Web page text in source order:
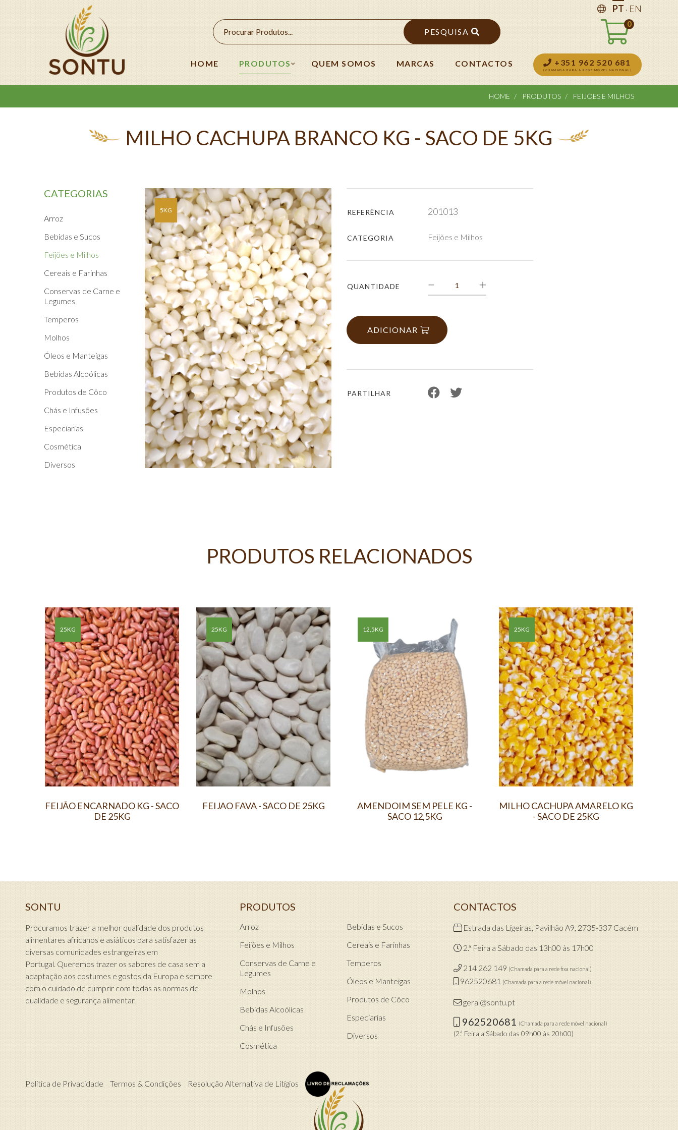
PT . EN
PESQUISA
0
HOME PRODUTOS QUEM SOMOS MARCAS CONTACTOS +351 962 520 681
(CHAMADA PARA A REDE MÓVEL NACIONAL)
HOME PRODUTOS FEIJÕES E MILHOS
MILHO CACHUPA BRANCO KG - SACO DE 5KG
CATEGORIAS
Arroz
Bebidas e Sucos
Feijões e Milhos
Cereais e Farinhas
Conservas de Carne e
Legumes
Temperos
Molhos
Óleos e Manteigas
Bebidas Alcoólicas
Produtos de Côco
Chás e Infusões
Especiarias
Cosmética
Diversos
5KG REFERÊNCIA 201013
CATEGORIA Feijões e Milhos
QUANTIDADE
ADICIONAR
PARTILHAR
PRODUTOS RELACIONADOS
25KG
FEIJÃO ENCARNADO KG - SACO
DE 25KG
25KG
FEIJAO FAVA - SACO DE 25KG
12,5KG
AMENDOIM SEM PELE KG -
SACO 12,5KG
25KG
MILHO CACHUPA AMARELO KG
- SACO DE 25KG
SONTU
Procuramos trazer a melhor qualidade dos produtos
alimentares africanos e asiáticos para satisfazer as
diversas comunidades estrangeiras em
Portugal. Queremos trazer os sabores de casa sem a
adaptação aos costumes e gostos da Europa e sempre
com o cuidado de cumprir com todas as normas de
qualidade e segurança alimentar.
PRODUTOS
Arroz
Feijões e Milhos
Conservas de Carne e
Legumes
Molhos
Bebidas Alcoólicas
Chás e Infusões
Cosmética
Bebidas e Sucos
Cereais e Farinhas
Temperos
Óleos e Manteigas
Produtos de Côco
Especiarias
Diversos
CONTACTOS
Estrada das Ligeiras, Pavilhão A9, 2735-337 Cacém
2.ª Feira a Sábado das 13h00 às 17h00
214 262 149 (Chamada para a rede fixa nacional)
962520681 (Chamada para a rede móvel nacional)
geral@sontu.pt
962520681 (Chamada para a rede móvel nacional)
(2.ª Feira a Sábado das 09h00 às 20h00)
Política de Privacidade Termos & Condições Resolução Alternativa de Litígios